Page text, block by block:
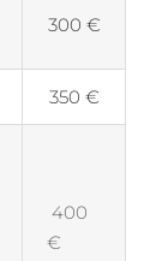
300 €
350 €
400
€